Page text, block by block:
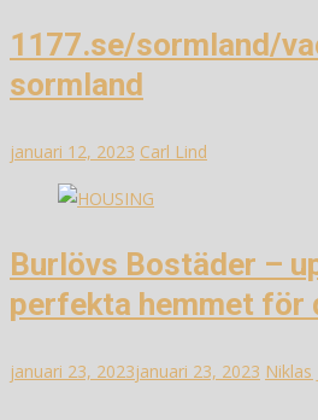
1177.se/sormland/
sormland
januari 12, 2023 Carl Lind
Burlövs Bostäder –
perfekta hemmet för
januari 23, 2023januari 23, 2023 Niklas